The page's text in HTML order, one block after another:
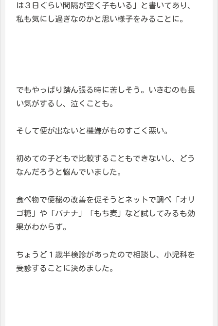
は３日ぐらい間隔が空く子もいる」と書いてあり、
私も気にし過ぎなのかと思い様子をみることに。
でもやっぱり踏ん張る時に苦しそう。いきむのも長
い気がするし、泣くことも。
そして便が出ないと機嫌がものすごく悪い。
初めての子どもで比較することもできないし、どう
なんだろうと悩んでいました。
食べ物で便秘の改善を促そうとネットで調べ「オリ
ゴ糖」や「バナナ」「もち麦」など試してみるも効
果がわからず。
ちょうど１歳半検診があったので相談し、小児科を
受診することに決めました。